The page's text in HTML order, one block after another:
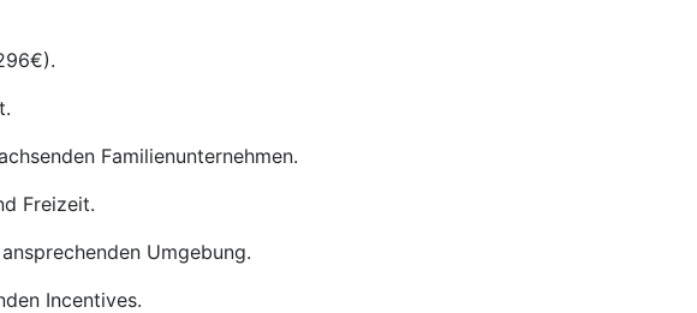
Familienunternehmen.
Freizeit.
Umgebung.
Incentives.